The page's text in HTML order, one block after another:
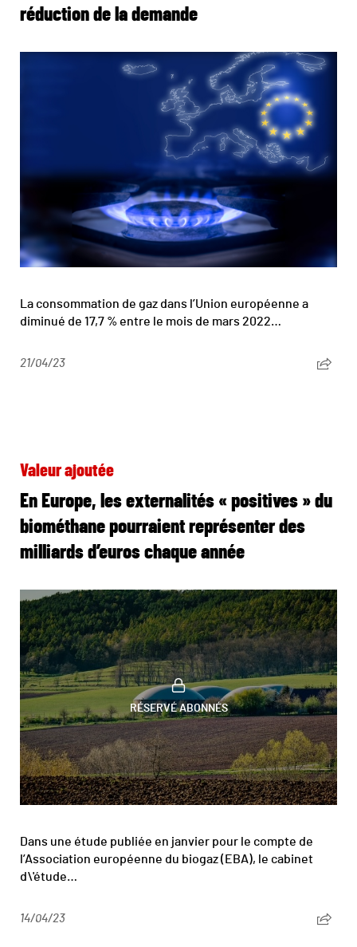
réduction de la demande
La consommation de gaz dans l’Union européenne a
diminué de 17,7 % entre le mois de mars 2022…
21/04/23
Valeur ajoutée
En Europe, les externalités « positives » du
biométhane pourraient représenter des
milliards d’euros chaque année
RÉSERVÉ ABONNÉS
Dans une étude publiée en janvier pour le compte de
l’Association européenne du biogaz (EBA), le cabinet
d\'étude…
14/04/23